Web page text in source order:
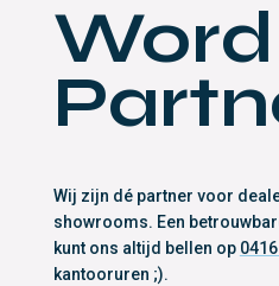
Word
Wij zijn dé partner voor
showrooms. Een
kunt ons altijd bellen op
kantooruren ;).